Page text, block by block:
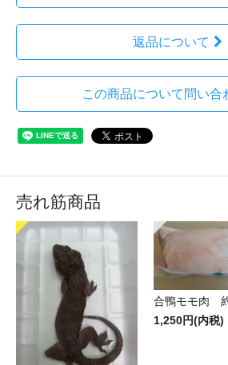
返品について
この商品について問い合
売れ筋商品
合鴨モモ肉
1,250円(内税)